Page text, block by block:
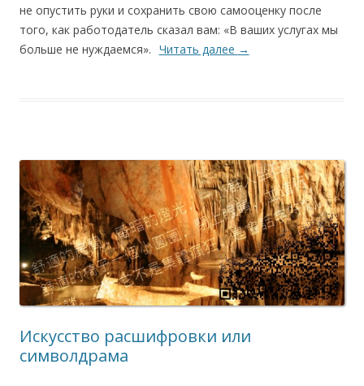
не опустить руки и сохранить свою самооценку после
того, как работодатель сказал вам: «В ваших услугах мы
больше не нуждаемся». Читать далее →
Искусство расшифровки или
символдрама